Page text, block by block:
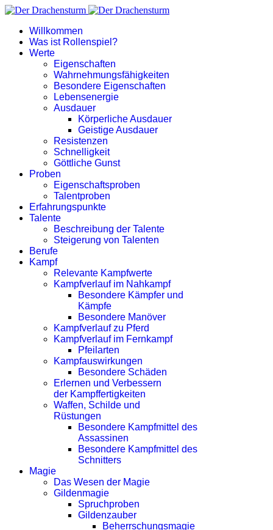
Willkommen
Was ist Rollenspiel?
Werte
Eigenschaften
Wahrnehmungsfähigkeiten
Besondere Eigenschaften
Lebensenergie
Ausdauer
Körperliche Ausdauer
Geistige Ausdauer
Resistenzen
Schnelligkeit
Göttliche Gunst
Proben
Eigenschaftsproben
Talentproben
Erfahrungspunkte
Talente
Beschreibung der Talente
Steigerung von Talenten
Berufe
Kampf
Relevante Kampfwerte
Kampfverlauf im Nahkampf
Besondere Kämpfer und
Kämpfe
Besondere Manöver
Kampfverlauf zu Pferd
Kampfverlauf im Fernkampf
Pfeilarten
Kampfauswirkungen
Besondere Schäden
Erlernen und Verbessern
der Kampffertigkeiten
Waffen, Schilde und
Rüstungen
Besondere Kampfmittel des
Assassinen
Besondere Kampfmittel des
Schnitters
Magie
Das Wesen der Magie
Gildenmagie
Spruchproben
Gildenzauber
Beherrschungsmagie